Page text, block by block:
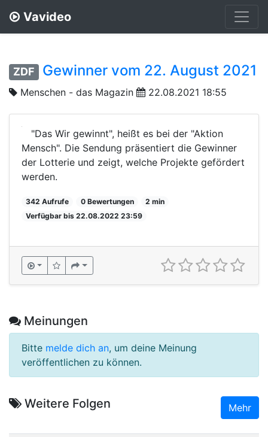
Vavideo
ZDF Gewinner vom 22. August 2021
Menschen - das Magazin 22.08.2021 18:55
"Das Wir gewinnt", heißt es bei der "Aktion
Mensch". Die Sendung präsentiert die Gewinner
der Lotterie und zeigt, welche Projekte gefördert
werden.
342 Aufrufe 0 Bewertungen
2 min
Verfügbar bis 22.08.2022 23:59
Meinungen
Bitte melde dich an, um deine Meinung
veröffentlichen zu können.
Weitere Folgen Mehr